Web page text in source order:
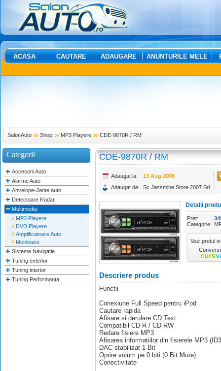
ACASA CAUTARE ADAUGARE ANUNTURILE MELE
SalonAuto Shop MP3 Playere CDE-9870R / RM
Categorii
Accesorii Auto
Alarme Auto
Anvelope-Jante auto
Detectoare Radar
Multimedia
MP3 Playere
DVD Playere
Amplificatoare Auto
Monitoare
Sisteme Navigatie
Tuning exterior
Tuning interior
Tuning Performanta
CDE-9870R / RM
Adaugat la:
13 Aug 2008
Adaugat de:
Sc Jassmine Store 2007 Srl
Detalii
Pret:
Categorie:
Vezi pretul in
Descriere produs
Functii
Conexiune Full Speed pentru iPod
Cautare rapida
Afisare si derulare CD Text
Compatibil CD-R / CD-RW
Redare fisiere MP3
Afisarea informatiilor din fisierele MP3
DAC stabilizat 1-Bit
Oprire volum pe 0 biti (0 Bit Mute)
Conectivitate